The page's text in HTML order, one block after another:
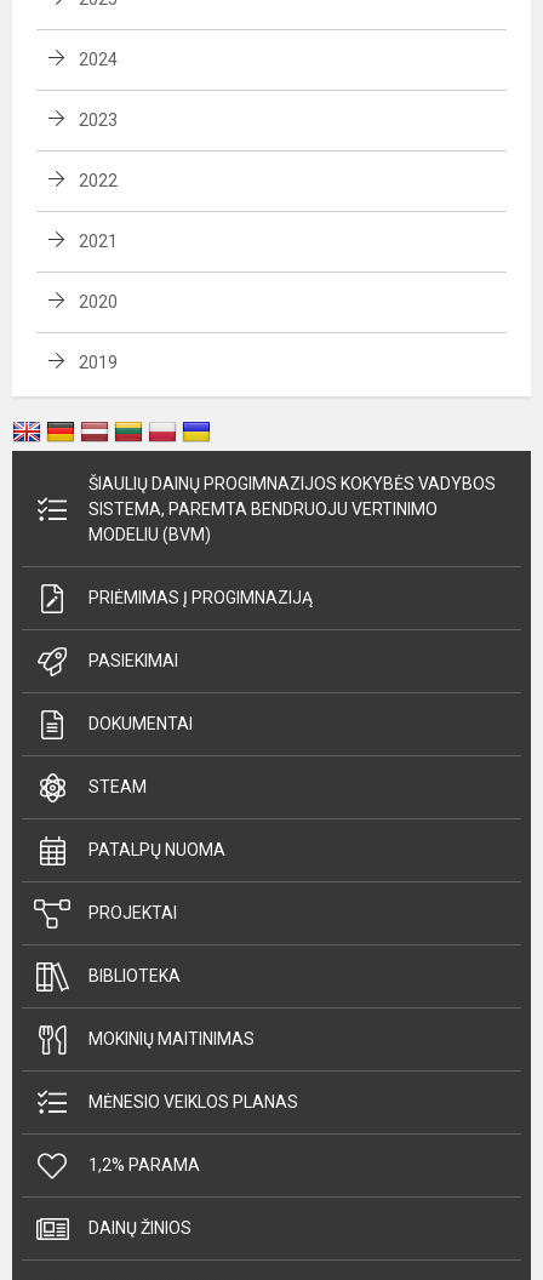
2024
2023
2022
2021
2020
2019
ŠIAULIŲ DAINŲ PROGIMNAZIJOS KOKYBĖS VADYBOS
SISTEMA, PAREMTA BENDRUOJU VERTINIMO
MODELIU (BVM)
PRIĖMIMAS Į PROGIMNAZIJĄ
PASIEKIMAI
DOKUMENTAI
STEAM
PATALPŲ NUOMA
PROJEKTAI
BIBLIOTEKA
MOKINIŲ MAITINIMAS
MĖNESIO VEIKLOS PLANAS
1,2% PARAMA
DAINŲ ŽINIOS